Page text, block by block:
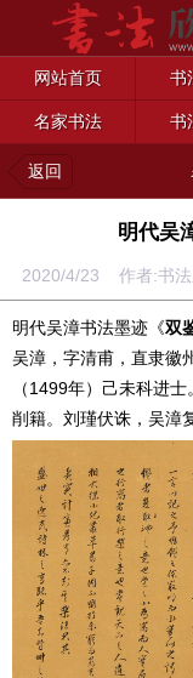
网站首页 书
名家书法 书
返回
明代吴
2020/4/23 作者:书
明代吴漳书法墨迹《双
吴漳，字清甫，直隶徽
（1499年）己未科进
削籍。刘瑾伏诛，吴漳